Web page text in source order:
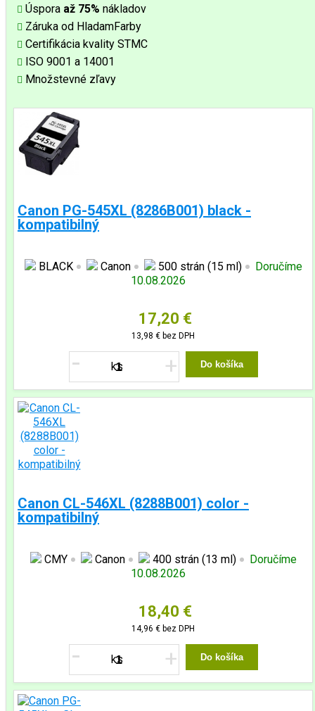
Úspora až 75% nákladov
Záruka od HladamFarby
Certifikácia kvality STMC
ISO 9001 a 14001
Množstevné zľavy
Canon PG-545XL (8286B001) black -
kompatibilný
BLACK Canon 500 strán (15 ml)
Doručíme
10.08.2026
17,20 €
13,98 € bez DPH
- + Do košíka
Canon CL-546XL (8288B001) color -
kompatibilný
CMY Canon 400 strán (13 ml)
Doručíme
10.08.2026
18,40 €
14,96 € bez DPH
- + Do košíka